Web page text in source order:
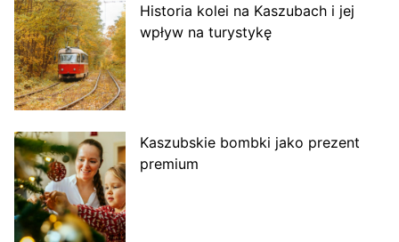
Historia kolei na Kaszubach i jej
wpływ na turystykę
Kaszubskie bombki jako prezent
premium